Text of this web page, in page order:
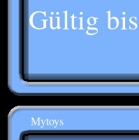
Gültig
Mytoys